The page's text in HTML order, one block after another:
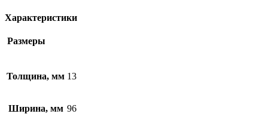
Характеристики
Размеры
Толщина, мм 13
Ширина, мм 96